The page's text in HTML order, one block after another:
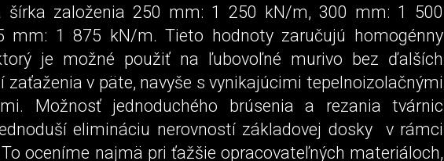
šírka založenia 250 mm: 1 250 kN/m, 300 mm: 1 500
mm: 1 875 kN/m. Tieto hodnoty zaručujú homogénny
je možné použiť na ľubovoľné murivo bez ďalších
zaťaženia v päte, navyše s vynikajúcimi te­pelnoizolačnými
Možnosť jednoduchého brúsenia a rezania tvárnic
elimináciu nerovností základovej dosky v rámci
To oceníme najmä pri ťažšie opracovateľných materiáloch,